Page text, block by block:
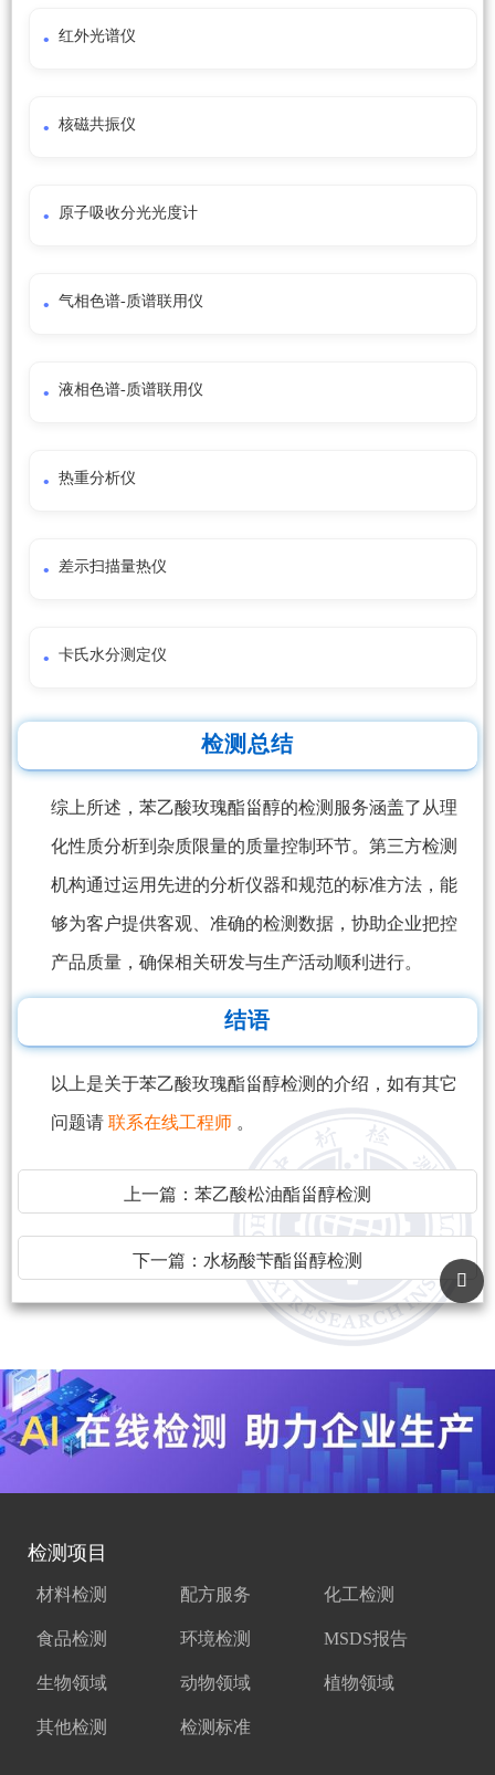
红外光谱仪
核磁共振仪
原子吸收分光光度计
气相色谱-质谱联用仪
液相色谱-质谱联用仪
热重分析仪
差示扫描量热仪
卡氏水分测定仪
检测总结
综上所述，苯乙酸玫瑰酯甾醇的检测服务涵盖了从理
化性质分析到杂质限量的质量控制环节。第三方检测
机构通过运用先进的分析仪器和规范的标准方法，能
够为客户提供客观、准确的检测数据，协助企业把控
产品质量，确保相关研发与生产活动顺利进行。
结语
以上是关于苯乙酸玫瑰酯甾醇检测的介绍，如有其它
问题请 联系在线工程师 。
上一篇： 苯乙酸松油酯甾醇检测
下一篇： 水杨酸苄酯甾醇检测
检测项目
材料检测 配方服务 化工检测
食品检测 环境检测 MSDS报告
生物领域 动物领域 植物领域
其他检测 检测标准